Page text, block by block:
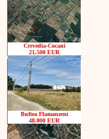
Crevedia-Cocani
21.500 EUR
Buftea Flamanzeni
48.000 EUR